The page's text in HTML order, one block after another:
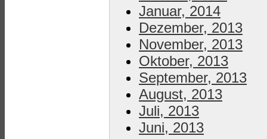
Januar, 2014
Dezember, 2013
November, 2013
Oktober, 2013
September, 2013
August, 2013
Juli, 2013
Juni, 2013